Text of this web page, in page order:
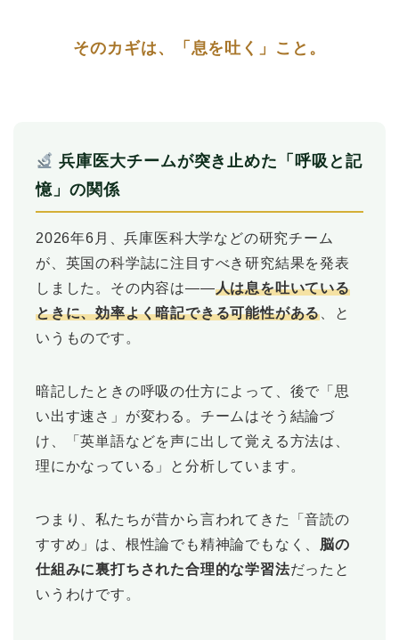
そのカギは、「息を吐く」こと。
兵庫医大チームが突き止めた「呼吸と記
憶」の関係
2026年6月、兵庫医科大学などの研究チーム
が、英国の科学誌に注目すべき研究結果を発表
しました。その内容は――人は息を吐いている
ときに、効率よく暗記できる可能性がある 、と
いうものです。
暗記したときの呼吸の仕方によって、後で「思
い出す速さ」が変わる。チームはそう結論づ
け、「英単語などを声に出して覚える方法は、
理にかなっている」と分析しています。
つまり、私たちが昔から言われてきた「音読の
すすめ」は、根性論でも精神論でもなく、 脳の
仕組みに裏打ちされた合理的な学習法だったと
いうわけです。